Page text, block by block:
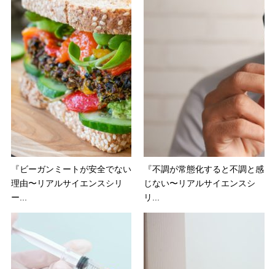
『ビーガンミートが安全でない
理由〜リアルサイエンスシリ
ー...
『不調が常態化すると不調と感
じない〜リアルサイエンスシ
リ...